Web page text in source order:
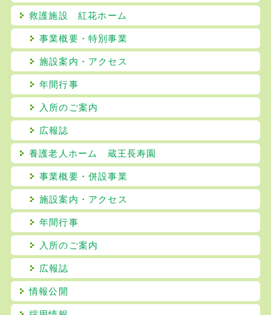
救護施設 紅花ホーム
事業概要・特別事業
施設案内・アクセス
年間行事
入所のご案内
広報誌
養護老人ホーム 蔵王長寿園
事業概要・併設事業
施設案内・アクセス
年間行事
入所のご案内
広報誌
情報公開